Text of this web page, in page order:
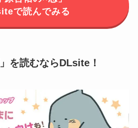
で読んでみる
を読むならDLsite！